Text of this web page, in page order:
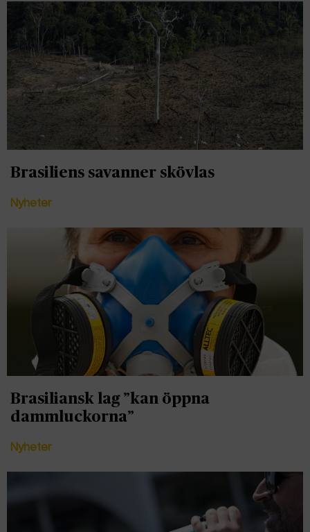
Brasiliens savanner skövlas
Nyheter
Brasiliansk lag ”kan öppna
dammluckorna”
Nyheter